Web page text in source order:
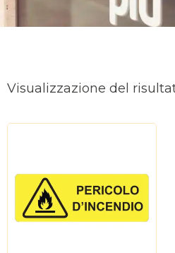
Visualizzazione del